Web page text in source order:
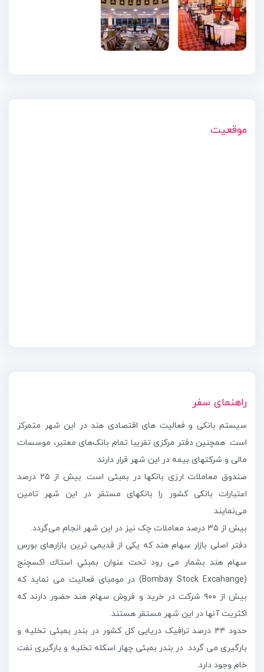
موقعیت
راهنمای سفر
سیستم بانکی و فعالیت های اقتصادی هند در این شهر متمرکز
است. همچنین دفتر مرکزی تقریبا تمام بانک‌های معتبر، موسسات
مالی و شرکتهای بیمه در این شهر قرار دارند.
صندوق معاملات ارزی بانکها در بمبئی است. بیش از ۲۵ درصد
اعتبارات بانکی کشور را بانکهای مستقر در این شهر تامین
می‌نمایند.
بیش از ۳۵ درصد معاملات چک نیز در این شهر انجام می‌گردد.
دفتر اصلی بازار سهام هند که یکی از قدیمی ترین بازارهای بورس
سهام هند بشمار می رود تحت عنوان بمبئي استاك اكسچنج
(Bombay Stock Excahange) در مومبای فعالیت می نماید كه
بیش از ۹۰۰ شرکت در خرید و فروش سهام هند حضور دارند که
اکثریت آنها در اين شهر مستقر هستند.
حدود ۴۴ درصد ترافیک دریایی کل کشور در بندر بمبئی تخلیه و
بارگیری می گردد. در بندر بمبئی چهار اسکله تخلیه و بارگیری نفت
خام وجود دارد.